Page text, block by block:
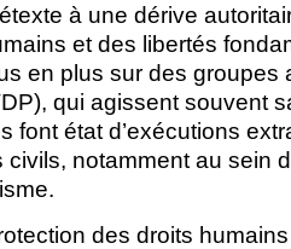
à une dérive
et des libertés
en plus sur des
qui agissent souvent
font état d’exécutions
notamment au sein
des droits